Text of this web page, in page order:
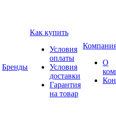
Бренды
Как купить
Условия
оплаты
Условия
доставки
Гарантия
на товар
О